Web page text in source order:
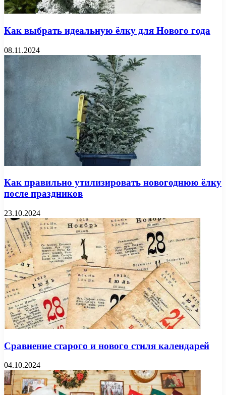
Как выбрать идеальную ёлку для Нового года
08.11.2024
Как правильно утилизировать новогоднюю ёлку
после праздников
23.10.2024
Сравнение старого и нового стиля календарей
04.10.2024